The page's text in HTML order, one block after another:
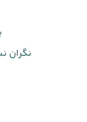
نگران